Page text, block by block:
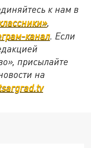
к нам в
,
канал. Если
присылайте
на